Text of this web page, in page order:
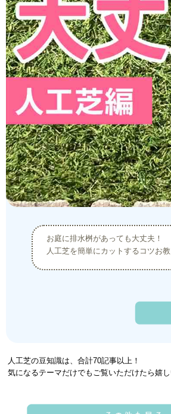
お庭に排水桝があっても大丈夫！
人工芝を簡単にカットするコツお教
人工芝の豆知識は、合計70記事以上！
気になるテーマだけでもご覧いただけたら嬉し